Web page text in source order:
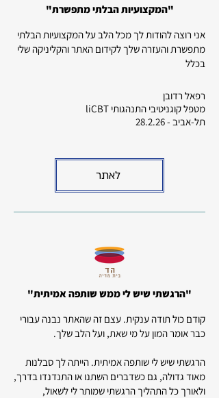
"המקצועיות הבלתי מתפשרת"
אני רוצה להודות לך מכל הלב על המקצועיות הבלתי
מתפשרת והעזרה שלך לקידום האתר והקליניקה שלי
בכלל
רפאל רדובן
מטפל קוגניטיבי התנהגותי liCBT
תל-אביב - 28.2.26
לאתר
"הרגשתי שיש לי ממש שותפה אמיתית"
קודם כול תודה ענקית. עצם זה שהאתר נבנה עבורי
כבר אומר המון על מי שאת, ועל הלב שלך.
הרגשתי שיש לי שותפה אמיתית. הייתה לך סבלנות
מאוד גדולה, גם כשדברים השתנו או התנדנדו בדרך,
ולאורך כל התהליך הרגשתי שמותר לי לשאול,